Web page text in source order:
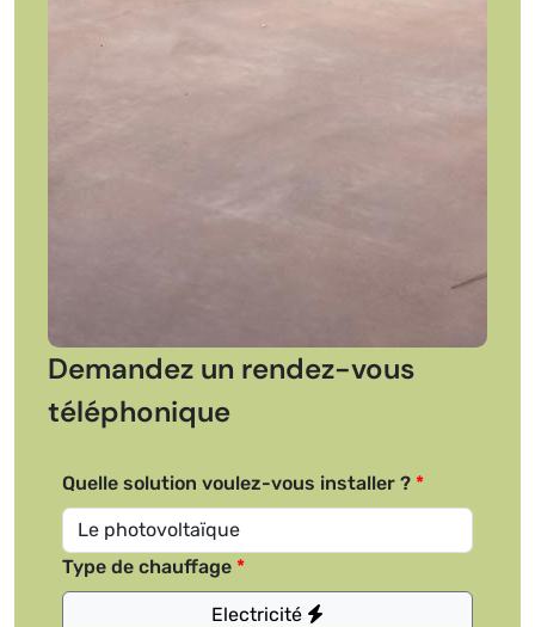
Demandez un rendez-vous
téléphonique
Quelle solution voulez-vous installer ?
Type de chauffage
Electricité